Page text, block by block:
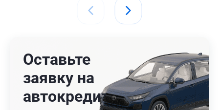
Оставьте
заявку на
автокредит